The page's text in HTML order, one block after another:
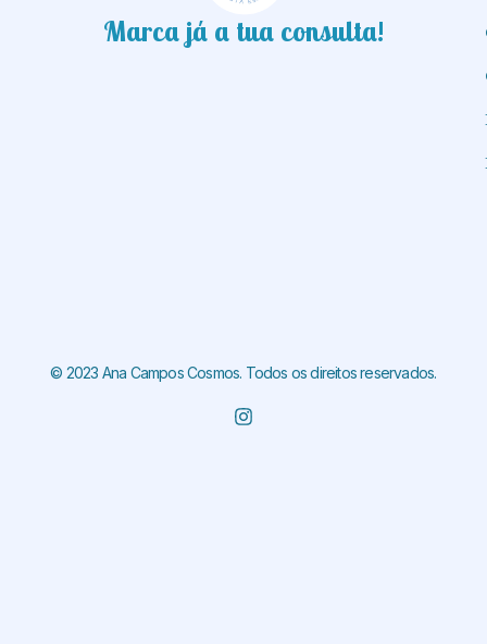
Marca já a tua consulta!
© 2023 Ana Campos Cosmos. Todos os direitos reservados.